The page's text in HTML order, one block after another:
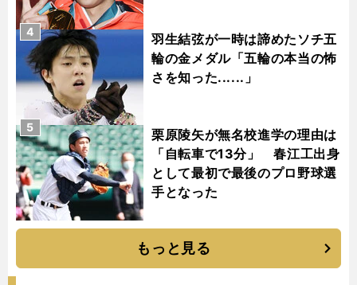
羽生結弦が一時は諦めたソチ五
輪の金メダル「五輪の本当の怖
さを知った......」
4
栗原陵矢が無名校進学の理由は
「自転車で13分」 春江工出身
として最初で最後のプロ野球選
手となった
5
もっと見る